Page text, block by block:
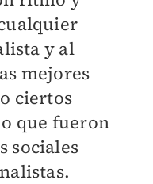
y al
mejores
ciertos
que fueron
sociales